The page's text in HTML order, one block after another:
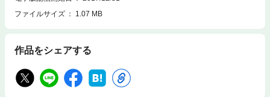
ファイルサイズ
1.07 MB
作品をシェアする